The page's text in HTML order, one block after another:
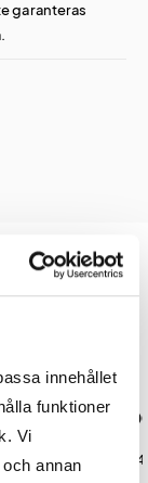
innehållet
funktioner
Vi
annan
garanteras
8,70